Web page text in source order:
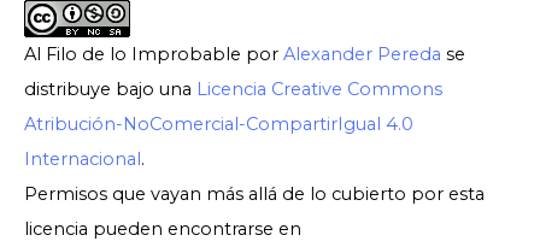
Al Filo de lo Improbable por Alexander Pereda se
distribuye bajo una Licencia Creative Commons
Atribución-NoComercial-CompartirIgual 4.0
Internacional.
Permisos que vayan más allá de lo cubierto por esta
licencia pueden encontrarse en